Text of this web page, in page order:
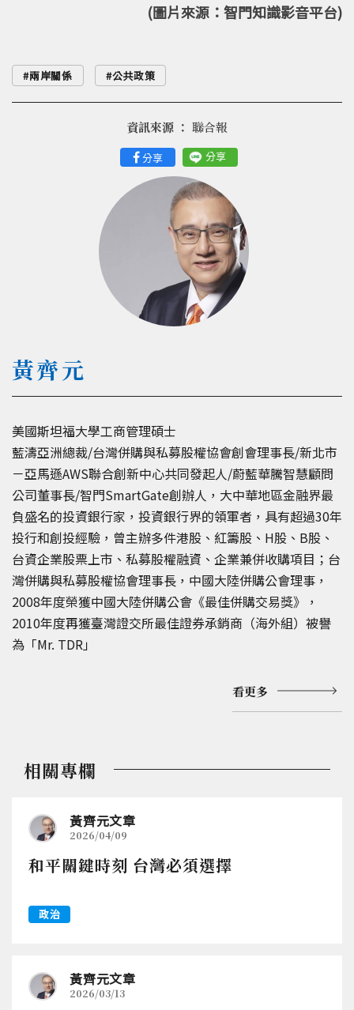
(圖片來源：智門知識影音平台)
兩岸關係 公共政策
分享 分享
資訊來源 ： 聯合報
黃齊元
美國斯坦福大學工商管理碩士
藍濤亞洲總裁/台灣併購與私募股權協會創會理事長/新北市
－亞馬遜AWS聯合創新中心共同發起人/蔚藍華騰智慧顧問
公司董事長/智門SmartGate創辦人，大中華地區金融界最
負盛名的投資銀行家，投資銀行界的領軍者，具有超過30年
投行和創投經驗，曾主辦多件港股、紅籌股、H股、B股、
台資企業股票上市、私募股權融資、企業兼併收購項目；台
灣併購與私募股權協會理事長，中國大陸併購公會理事，
2008年度榮獲中國大陸併購公會《最佳併購交易獎》，
2010年度再獲臺灣證交所最佳證券承銷商（海外組）被譽
為「Mr. TDR」
看更多
相關專欄
黃齊元文章
2026/04/09
和平關鍵時刻 台灣必須選擇
政治
黃齊元文章
2026/03/13